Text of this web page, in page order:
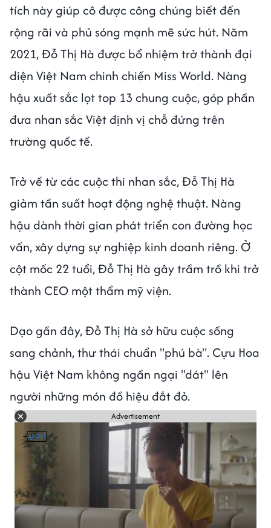
tích này giúp cô được công chúng biết đến
rộng rãi và phủ sóng mạnh mẽ sức hút. Năm
2021, Đỗ Thị Hà được bổ nhiệm trở thành đại
diện Việt Nam chinh chiến Miss World. Nàng
hậu xuất sắc lọt top 13 chung cuộc, góp phần
đưa nhan sắc Việt định vị chỗ đứng trên
trường quốc tế.
Trở về từ các cuộc thi nhan sắc, Đỗ Thị Hà
giảm tần suất hoạt động nghệ thuật. Nàng
hậu dành thời gian phát triển con đường học
vấn, xây dựng sự nghiệp kinh doanh riêng. Ở
cột mốc 22 tuổi, Đỗ Thị Hà gây trầm trồ khi trở
thành CEO một thẩm mỹ viện.
Dạo gần đây, Đỗ Thị Hà sở hữu cuộc sống
sang chảnh, thư thái chuẩn "phú bà". Cựu Hoa
hậu Việt Nam không ngần ngại "dát" lên
người những món đồ hiệu đắt đỏ.
Advertisement